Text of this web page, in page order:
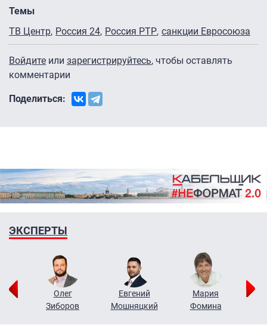
Темы
ТВ Центр Россия 24 Россия РТР санкции Евросоюза
Войдите или зарегистрируйтесь, чтобы оставлять
комментарии
Поделиться:
ЭКСПЕРТЫ
Олег
Зиборов
Евгений
Мошняцкий
Мария
Фомина